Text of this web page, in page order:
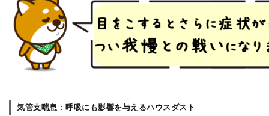
気管支喘息：呼吸にも影響を与えるハウスダスト